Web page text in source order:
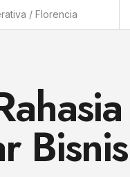
/ Florencia